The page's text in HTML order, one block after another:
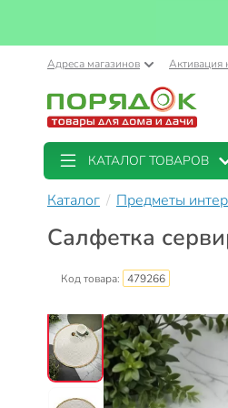
Адреса магазинов Активация
КАТАЛОГ ТОВАРОВ
Каталог Предметы
Салфетка
Код товара: 479266